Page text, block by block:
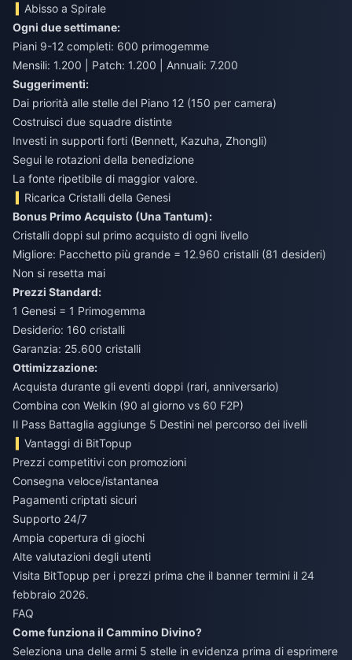
Abisso a Spirale
Ogni due settimane:
Piani 9-12 completi: 600 primogemme
Mensili: 1.200 | Patch: 1.200 | Annuali: 7.200
Suggerimenti:
Dai priorità alle stelle del Piano 12 (150 per camera)
Costruisci due squadre distinte
Investi in supporti forti (Bennett, Kazuha, Zhongli)
Segui le rotazioni della benedizione
La fonte ripetibile di maggior valore.
Ricarica Cristalli della Genesi
Bonus Primo Acquisto (Una Tantum):
Cristalli doppi sul primo acquisto di ogni livello
Migliore: Pacchetto più grande = 12.960 cristalli (81 desideri)
Non si resetta mai
Prezzi Standard:
1 Genesi = 1 Primogemma
Desiderio: 160 cristalli
Garanzia: 25.600 cristalli
Ottimizzazione:
Acquista durante gli eventi doppi (rari, anniversario)
Combina con Welkin (90 al giorno vs 60 F2P)
Il Pass Battaglia aggiunge 5 Destini nel percorso dei livelli
Vantaggi di BitTopup
Prezzi competitivi con promozioni
Consegna veloce/istantanea
Pagamenti criptati sicuri
Supporto 24/7
Ampia copertura di giochi
Alte valutazioni degli utenti
Visita BitTopup per i prezzi prima che il banner termini il 24
febbraio 2026.
FAQ
Come funziona il Cammino Divino?
Seleziona una delle armi 5 stelle in evidenza prima di esprimere